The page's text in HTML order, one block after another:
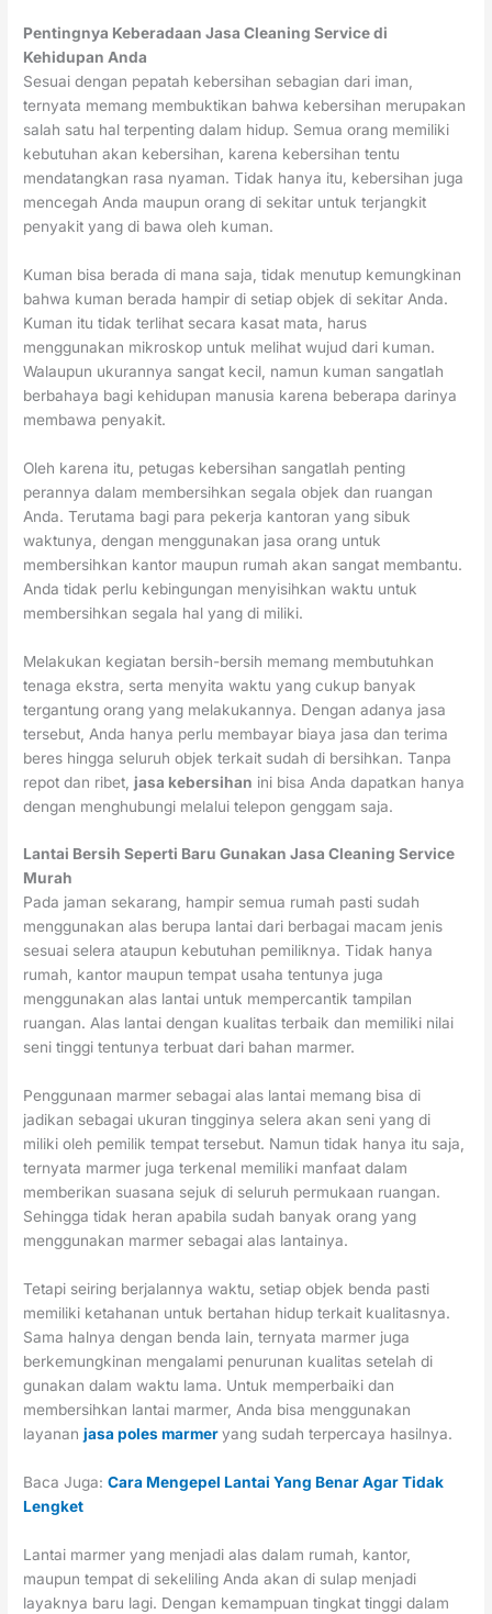
Pentingnya Keberadaan Jasa Cleaning Service di
Kehidupan Anda
Sesuai dengan pepatah kebersihan sebagian dari iman,
ternyata memang membuktikan bahwa kebersihan merupakan
salah satu hal terpenting dalam hidup. Semua orang memiliki
kebutuhan akan kebersihan, karena kebersihan tentu
mendatangkan rasa nyaman. Tidak hanya itu, kebersihan juga
mencegah Anda maupun orang di sekitar untuk terjangkit
penyakit yang di bawa oleh kuman.
Kuman bisa berada di mana saja, tidak menutup kemungkinan
bahwa kuman berada hampir di setiap objek di sekitar Anda.
Kuman itu tidak terlihat secara kasat mata, harus
menggunakan mikroskop untuk melihat wujud dari kuman.
Walaupun ukurannya sangat kecil, namun kuman sangatlah
berbahaya bagi kehidupan manusia karena beberapa darinya
membawa penyakit.
Oleh karena itu, petugas kebersihan sangatlah penting
perannya dalam membersihkan segala objek dan ruangan
Anda. Terutama bagi para pekerja kantoran yang sibuk
waktunya, dengan menggunakan jasa orang untuk
membersihkan kantor maupun rumah akan sangat membantu.
Anda tidak perlu kebingungan menyisihkan waktu untuk
membersihkan segala hal yang di miliki.
Melakukan kegiatan bersih-bersih memang membutuhkan
tenaga ekstra, serta menyita waktu yang cukup banyak
tergantung orang yang melakukannya. Dengan adanya jasa
tersebut, Anda hanya perlu membayar biaya jasa dan terima
beres hingga seluruh objek terkait sudah di bersihkan. Tanpa
repot dan ribet,jasa kebersihan ini bisa Anda dapatkan hanya
dengan menghubungi melalui telepon genggam saja.
Lantai Bersih Seperti Baru Gunakan Jasa Cleaning Service
Murah
Pada jaman sekarang, hampir semua rumah pasti sudah
menggunakan alas berupa lantai dari berbagai macam jenis
sesuai selera ataupun kebutuhan pemiliknya. Tidak hanya
rumah, kantor maupun tempat usaha tentunya juga
menggunakan alas lantai untuk mempercantik tampilan
ruangan. Alas lantai dengan kualitas terbaik dan memiliki nilai
seni tinggi tentunya terbuat dari bahan marmer.
Penggunaan marmer sebagai alas lantai memang bisa di
jadikan sebagai ukuran tingginya selera akan seni yang di
miliki oleh pemilik tempat tersebut. Namun tidak hanya itu saja,
ternyata marmer juga terkenal memiliki manfaat dalam
memberikan suasana sejuk di seluruh permukaan ruangan.
Sehingga tidak heran apabila sudah banyak orang yang
menggunakan marmer sebagai alas lantainya.
Tetapi seiring berjalannya waktu, setiap objek benda pasti
memiliki ketahanan untuk bertahan hidup terkait kualitasnya.
Sama halnya dengan benda lain, ternyata marmer juga
berkemungkinan mengalami penurunan kualitas setelah di
gunakan dalam waktu lama. Untuk memperbaiki dan
membersihkan lantai marmer, Anda bisa menggunakan
layananjasa poles marmeryang sudah terpercaya hasilnya.
Baca Juga:Cara Mengepel Lantai Yang Benar Agar Tidak
Lengket
Lantai marmer yang menjadi alas dalam rumah, kantor,
maupun tempat di sekeliling Anda akan di sulap menjadi
layaknya baru lagi. Dengan kemampuan tingkat tinggi dalam